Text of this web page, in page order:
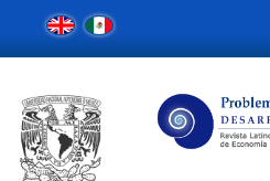
Navegación
principal
Contenido
Barra
lateral